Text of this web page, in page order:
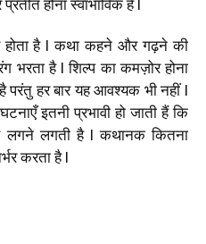
होना स्वाभाविक है l
होता है l कथा कहने और गढ़ने की
भरता है l शिल्प का कमज़ोर होना
परंतु हर बार यह आवश्यक भी नहीं l
इतनी प्रभावी हो जाती हैं कि
लगने लगती है l कथानक कितना
करता है l